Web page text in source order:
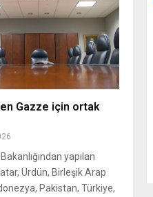
Gazze için ortak
yapılan
Ürdün, Birleşik Arap
Pakistan, Türkiye,